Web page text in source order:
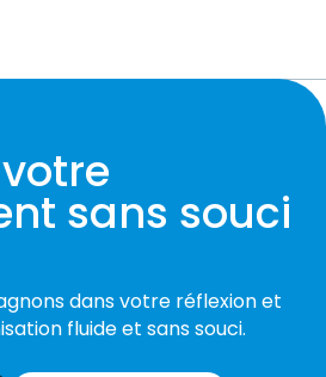
sans souci
dans votre réflexion et
fluide et sans souci.